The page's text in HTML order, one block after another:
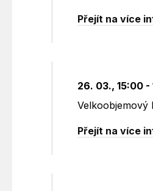
Přejít na více
26. 03., 15:00 -
Velkoobjemový
Přejít na více